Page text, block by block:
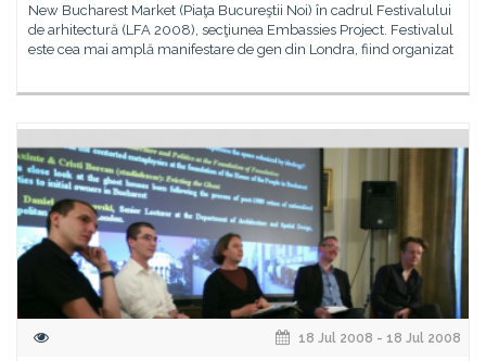
New Bucharest Market (Piaţa Bucureştii Noi) în cadrul Festivalului
de arhitectură (LFA 2008), secţiunea Embassies Project. Festivalul
este cea mai amplă manifestare de gen din Londra, fiind organizat
18 Jul 2008 - 18 Jul 2008